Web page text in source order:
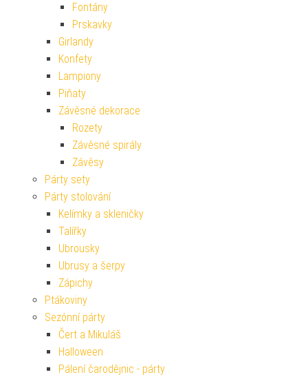
Fontány
Prskavky
Girlandy
Konfety
Lampiony
Piňaty
Závěsné dekorace
Rozety
Závěsné spirály
Závěsy
Párty sety
Párty stolování
Kelímky a skleničky
Talířky
Ubrousky
Ubrusy a šerpy
Zápichy
Ptákoviny
Sezónní párty
Čert a Mikuláš
Halloween
Pálení čarodějnic - párty